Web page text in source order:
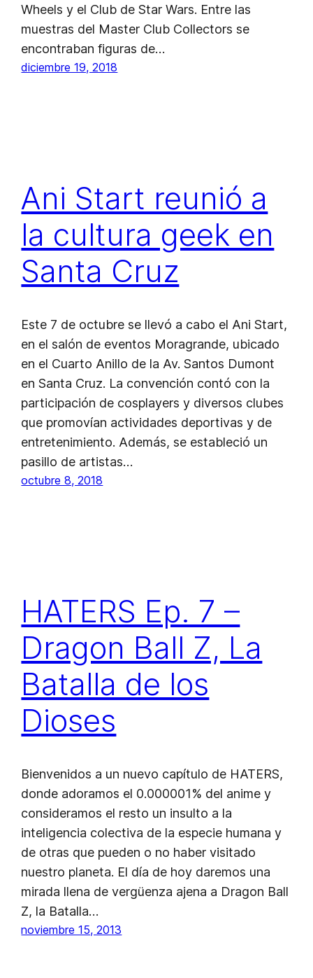
Wheels y el Club de Star Wars. Entre las
muestras del Master Club Collectors se
encontraban figuras de…
diciembre 19, 2018
Ani Start reunió a
la cultura geek en
Santa Cruz
Este 7 de octubre se llevó a cabo el Ani Start,
en el salón de eventos Moragrande, ubicado
en el Cuarto Anillo de la Av. Santos Dumont
en Santa Cruz. La convención contó con la
participación de cosplayers y diversos clubes
que promovían actividades deportivas y de
entretenimiento. Además, se estableció un
pasillo de artistas…
octubre 8, 2018
HATERS Ep. 7 –
Dragon Ball Z, La
Batalla de los
Dioses
Bienvenidos a un nuevo capítulo de HATERS,
donde adoramos el 0.000001% del anime y
consideramos el resto un insulto a la
inteligencia colectiva de la especie humana y
de otras que pueden o no haber visitado
nuestro planeta. El día de hoy daremos una
mirada llena de vergüenza ajena a Dragon Ball
Z, la Batalla…
noviembre 15, 2013